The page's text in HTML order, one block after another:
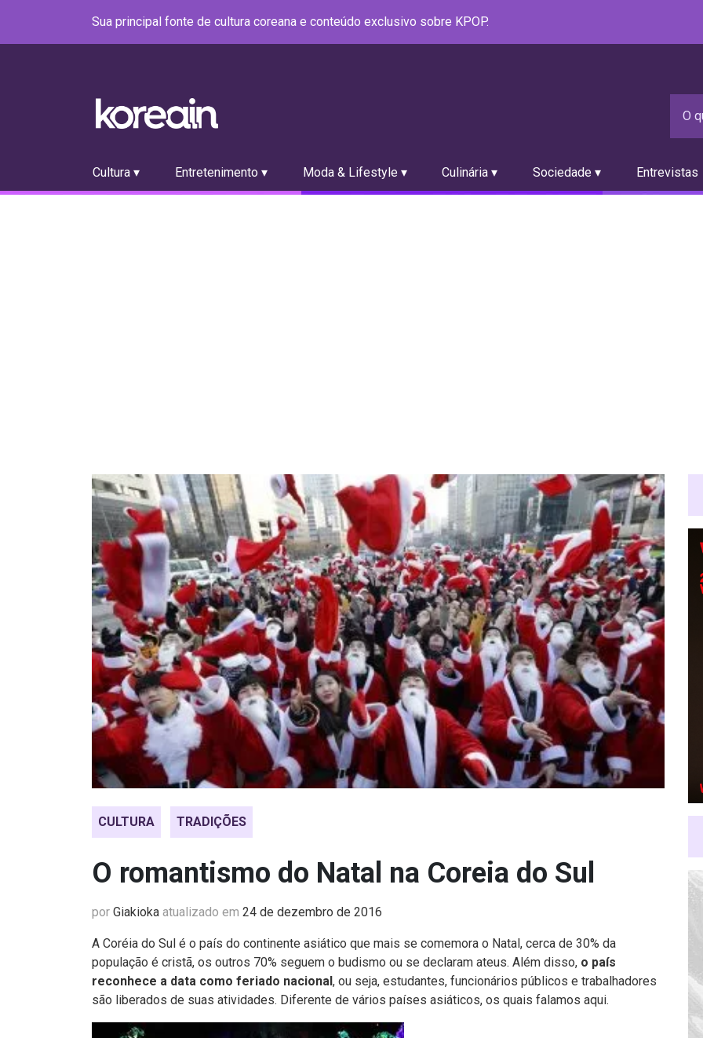
Sua principal fonte de cultura coreana e conteúdo exclusivo sobre KPOP.
Cultura ▾ Entretenimento ▾ Moda & Lifestyle ▾ Culinária ▾ Sociedade ▾ Entrevistas
CULTURA TRADIÇÕES
O romantismo do Natal na Coreia do Sul
por Giakioka atualizado em 24 de dezembro de 2016
A Coréia do Sul é o país do continente asiático que mais se comemora o Natal, cerca de 30% da
população é cristã, os outros 70% seguem o budismo ou se declaram ateus. Além disso, o país
reconhece a data como feriado nacional, ou seja, estudantes, funcionários públicos e trabalhadores
são liberados de suas atividades. Diferente de vários países asiáticos, os quais falamos aqui.